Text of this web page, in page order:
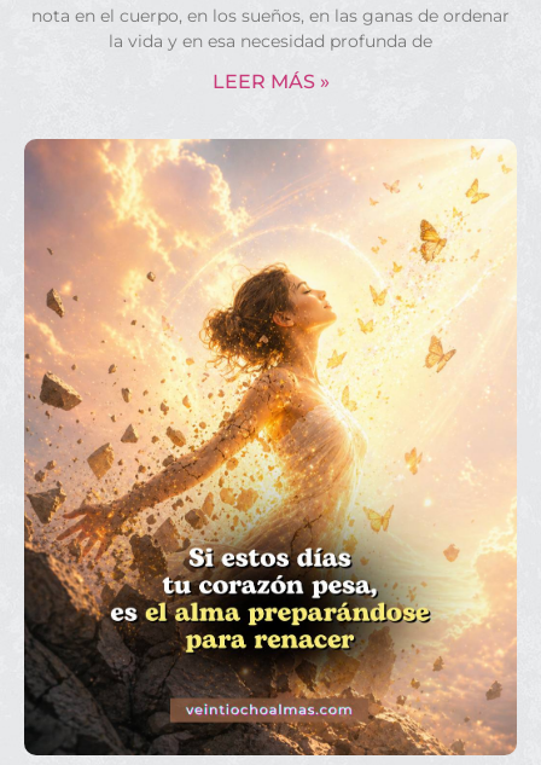
nota en el cuerpo, en los sueños, en las ganas de ordenar
la vida y en esa necesidad profunda de
LEER MÁS »